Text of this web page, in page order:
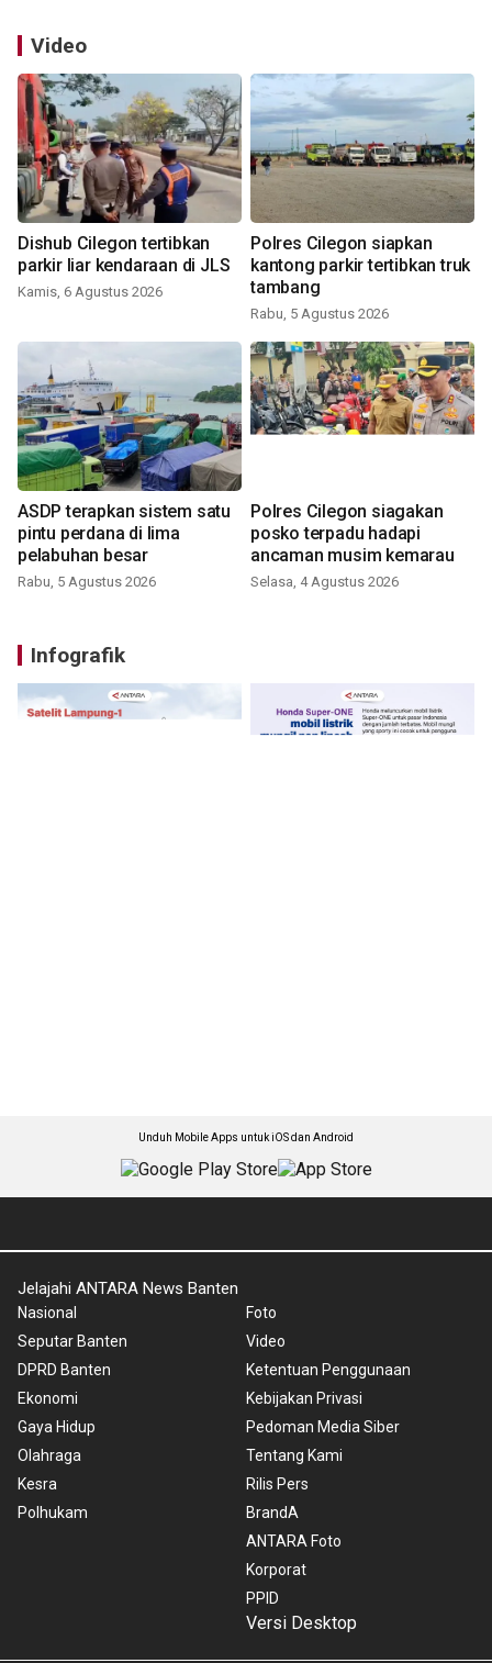
Video
Dishub Cilegon tertibkan
parkir liar kendaraan di JLS
Kamis, 6 Agustus 2026
Polres Cilegon siapkan
kantong parkir tertibkan truk
tambang
Rabu, 5 Agustus 2026
ASDP terapkan sistem satu
pintu perdana di lima
pelabuhan besar
Rabu, 5 Agustus 2026
Polres Cilegon siagakan
posko terpadu hadapi
ancaman musim kemarau
Selasa, 4 Agustus 2026
Infografik
Unduh Mobile Apps untuk iOS dan Android
Jelajahi ANTARA News Banten
Nasional
Seputar Banten
DPRD Banten
Ekonomi
Gaya Hidup
Olahraga
Kesra
Polhukam
Foto
Video
Ketentuan Penggunaan
Kebijakan Privasi
Pedoman Media Siber
Tentang Kami
Rilis Pers
BrandA
ANTARA Foto
Korporat
PPID
Versi Desktop